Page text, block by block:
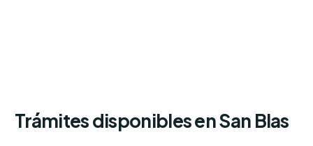
Trámites disponibles en San Blas